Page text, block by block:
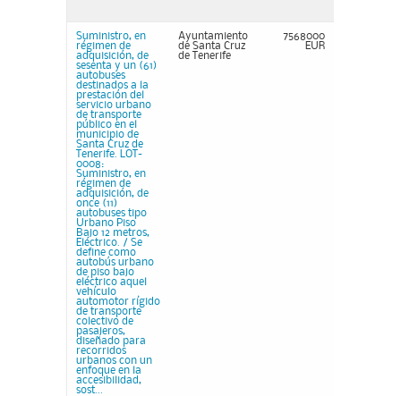
Suministro, en
régimen de
adquisición, de
sesenta y un (61)
autobuses
destinados a la
prestación del
servicio urbano
de transporte
público en el
municipio de
Santa Cruz de
Tenerife. LOT-
0008:
Suministro, en
régimen de
adquisición, de
once (11)
autobuses tipo
Urbano Piso
Bajo 12 metros,
Eléctrico. / Se
define como
autobús urbano
de piso bajo
eléctrico aquel
vehículo
automotor rígido
de transporte
colectivo de
pasajeros,
diseñado para
recorridos
urbanos con un
enfoque en la
accesibilidad,
sost...
Ayuntamiento
de Santa Cruz
de Tenerife
7568000
EUR